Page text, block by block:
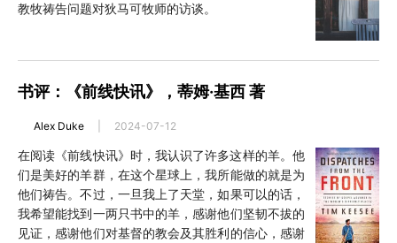
教牧祷告问题对狄马可牧师的访谈。
书评：《前线快讯》，蒂姆·基西 著
Alex Duke 2024-07-12
在阅读《前线快讯》时，我认识了许多这样的羊。他
们是美好的羊群，在这个星球上，我所能做的就是为
他们祷告。不过，一旦我上了天堂，如果可以的话，
我希望能找到一两只书中的羊，感谢他们坚韧不拔的
见证，感谢他们对基督的教会及其胜利的信心，感谢